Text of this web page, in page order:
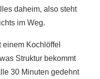
daheim, also steht
im Weg.
Kochlöffel
Struktur bekommt
30 Minuten gedehnt